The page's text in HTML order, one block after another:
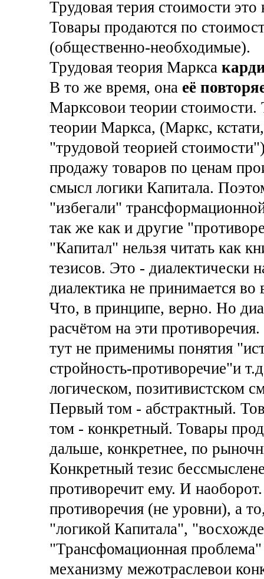
Трудовая терия стоимости
Товары продаются по
(общественно-необходимые).
Трудовая теория Маркса
В то же время, она её
Марксовои теории стоимости.
теории Маркса, (Маркс,
"трудовой теорией
продажу товаров по ценам
смысл логики Капитала.
"избегали"
так же как и другие
"Капитал" нельзя читать как
тезисов. Это - диалектически
диалектика не принимается
Что, в принципе, верно. Но
расчётом на эти
тут не применимы понятия
стройность-противоречие"и
логическом, позитивистском
Первый том - абстрактный.
том - конкретный. Товары
дальше, конкретнее, по
Конкретный тезис
противоречит ему. И
противоречия (не уровни), а
"логикой Капитала",
"Трансфомационная
механизму межотраслевои